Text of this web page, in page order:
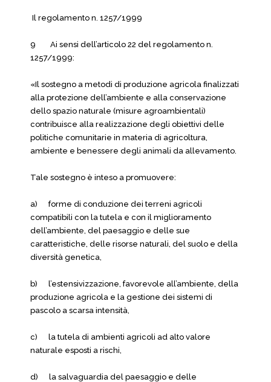
Il regolamento n. 1257/1999
9 Ai sensi dell’articolo 22 del regolamento n.
1257/1999:
«Il sostegno a metodi di produzione agricola finalizzati
alla protezione dell’ambiente e alla conservazione
dello spazio naturale (misure agroambientali)
contribuisce alla realizzazione degli obiettivi delle
politiche comunitarie in materia di agricoltura,
ambiente e benessere degli animali da allevamento.
Tale sostegno è inteso a promuovere:
a) forme di conduzione dei terreni agricoli
compatibili con la tutela e con il miglioramento
dell’ambiente, del paesaggio e delle sue
caratteristiche, delle risorse naturali, del suolo e della
diversità genetica,
b) l’estensivizzazione, favorevole all’ambiente, della
produzione agricola e la gestione dei sistemi di
pascolo a scarsa intensità,
c) la tutela di ambienti agricoli ad alto valore
naturale esposti a rischi,
d) la salvaguardia del paesaggio e delle